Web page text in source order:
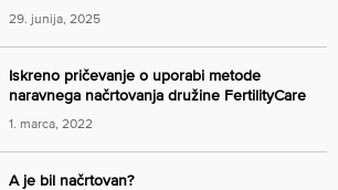
29. junija, 2025
Iskreno pričevanje o uporabi metode
naravnega načrtovanja družine FertilityCare
1. marca, 2022
A je bil načrtovan?